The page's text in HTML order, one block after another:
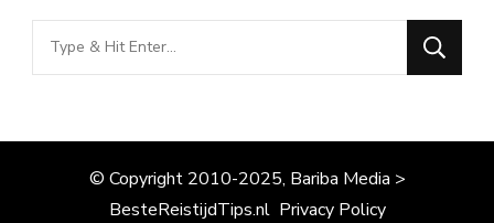
Looking
for
© Copyright 2010-2025, Bariba Media >
BesteReistijdTips.nl Privacy Policy